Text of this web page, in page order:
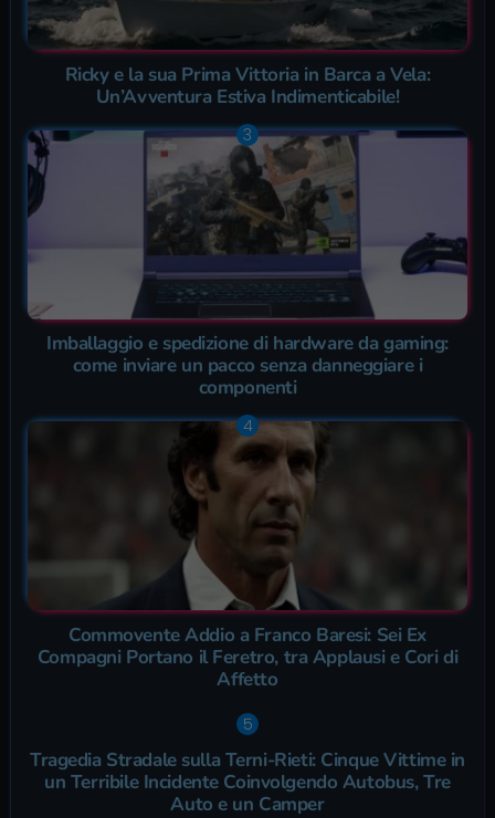
Ricky e la sua Prima Vittoria in Barca a Vela:
Un’Avventura Estiva Indimenticabile!
Imballaggio e spedizione di hardware da gaming:
come inviare un pacco senza danneggiare i
componenti
Commovente Addio a Franco Baresi: Sei Ex
Compagni Portano il Feretro, tra Applausi e Cori di
Affetto
Tragedia Stradale sulla Terni-Rieti: Cinque Vittime in
un Terribile Incidente Coinvolgendo Autobus, Tre
Auto e un Camper